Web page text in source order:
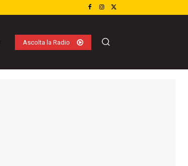
Ascolta la Radio